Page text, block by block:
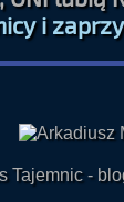
i